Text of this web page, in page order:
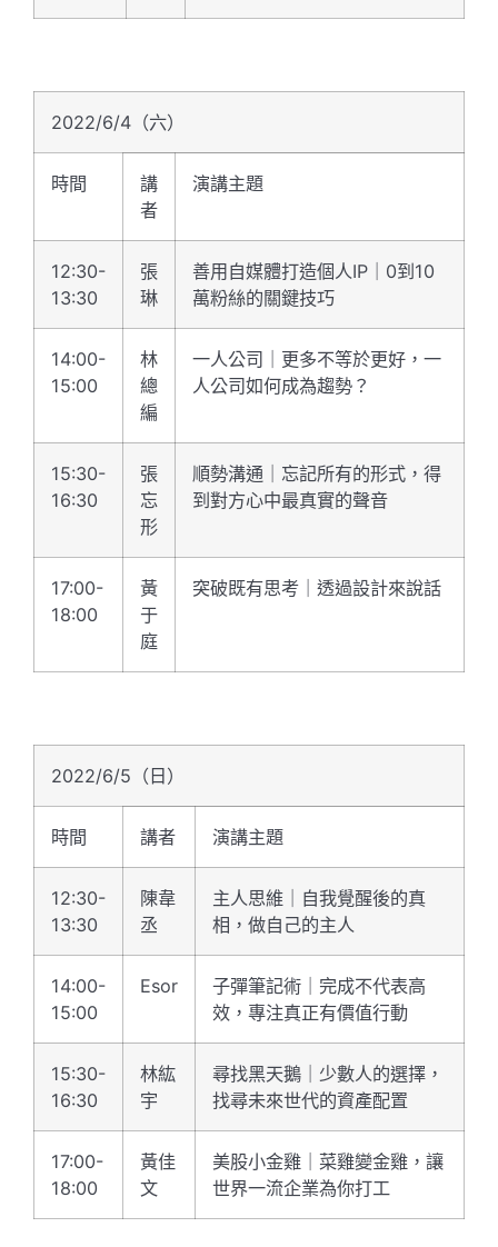
2022/6/4（六）
時間
講
者
演講主題
12:30-
13:30
張
琳
善用自媒體打造個人IP｜0到10
萬粉絲的關鍵技巧
14:00-
15:00
林
總
編
一人公司｜更多不等於更好，一
人公司如何成為趨勢？
15:30-
16:30
張
忘
形
順勢溝通｜忘記所有的形式，得
到對方心中最真實的聲音
17:00-
18:00
黃
于
庭
突破既有思考｜透過設計來說話
2022/6/5（日）
時間 講者 演講主題
12:30-
13:30
陳韋
丞
主人思維｜自我覺醒後的真
相，做自己的主人
14:00-
15:00
Esor
子彈筆記術｜完成不代表高
效，專注真正有價值行動
15:30-
16:30
林紘
宇
尋找黑天鵝｜少數人的選擇，
找尋未來世代的資產配置
17:00-
18:00
黃佳
文
美股小金雞｜菜雞變金雞，讓
世界一流企業為你打工